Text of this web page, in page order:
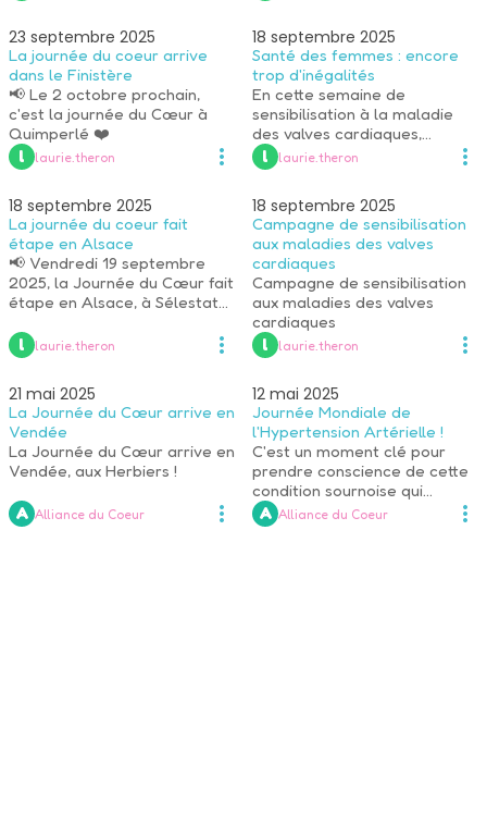
23 septembre 2025
La journée du coeur arrive
dans le Finistère
📢 Le 2 octobre prochain,
c'est la journée du Cœur à
Quimperlé ❤️
l
laurie.theron
18 septembre 2025
Santé des femmes : encore
trop d'inégalités
En cette semaine de
sensibilisation à la maladie
des valves cardiaques,
parlons des inégalités de
santé.
l laurie.theron
18 septembre 2025
La journée du coeur fait
étape en Alsace
📢 Vendredi 19 septembre
2025, la Journée du Cœur fait
étape en Alsace, à Sélestat
du myocarde, en partenariat
avec l'association Alsace-
l laurie.theron
18 septembre 2025
Campagne de sensibilisation
aux maladies des valves
cardiaques
Campagne de sensibilisation
aux maladies des valves
cardiaques
l
laurie.theron
21 mai 2025
La Journée du Cœur arrive en
Vendée
La Journée du Cœur arrive en
Vendée, aux Herbiers !
A Alliance du Coeur
12 mai 2025
Journée Mondiale de
l'Hypertension Artérielle !
C'est un moment clé pour
prendre conscience de cette
condition sournoise qui
touche tant de personnes à
travers le monde.
A Alliance du Coeur